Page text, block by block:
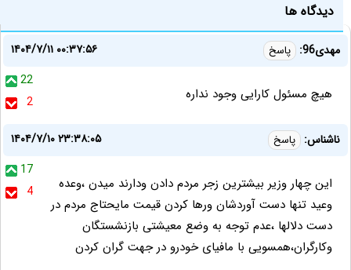
دیدگاه ها
مهدی96: پاسخ
۱۴۰۴/۷/۱۱ ۰۰:۳۷:۵۶
22
2
هیچ مسئول کارایی وجود نداره
ناشناس: پاسخ
۱۴۰۴/۷/۱۰ ۲۳:۳۸:۰۵
17
4
این چهار وزیر بیشترین زجر مردم دادن ودارند میدن ،وعده
وعید تنها دست آوردشان ورها کردن قیمت مایحتاج مردم در
دست دلالها ،عدم توجه به وضع معیشتی بازنشستگان
وکارگران،همسویی با مافیای خودرو در جهت گران کردن